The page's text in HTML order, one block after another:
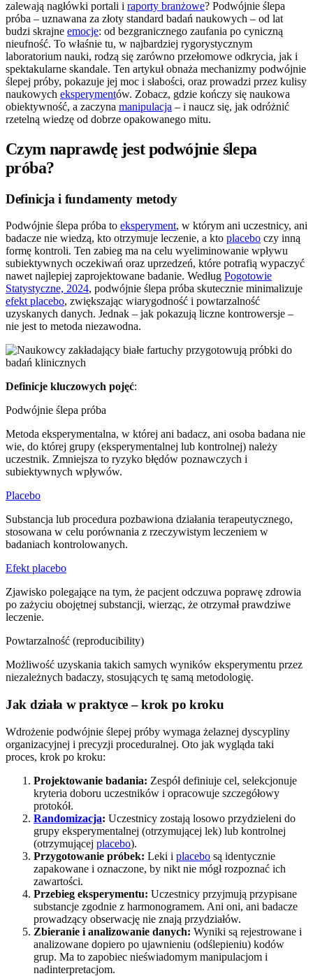
zalewają nagłówki portali i raporty branżowe? Podwójnie ślepa
próba – uznawana za złoty standard badań naukowych – od lat
budzi skrajne emocje: od bezgranicznego zaufania po cyniczną
nieufność. To właśnie tu, w najbardziej rygorystycznym
laboratorium nauki, rodzą się zarówno przełomowe odkrycia, jak i
spektakularne skandale. Ten artykuł obnaża mechanizmy podwójnie
ślepej próby, pokazuje jej moc i słabości, oraz prowadzi przez kulisy
naukowych eksperymentów. Zobacz, gdzie kończy się naukowa
obiektywność, a zaczyna manipulacja – i naucz się, jak odróżnić
rzetelną wiedzę od dobrze opakowanego mitu.
Czym naprawdę jest podwójnie ślepa
próba?
Definicja i fundamenty metody
Podwójnie ślepa próba to eksperyment, w którym ani uczestnicy, ani
badacze nie wiedzą, kto otrzymuje leczenie, a kto placebo czy inną
formę kontroli. Ten zabieg ma na celu wyeliminowanie wpływu
subiektywnych oczekiwań oraz uprzedzeń, które potrafią wypaczyć
nawet najlepiej zaprojektowane badanie. Według Pogotowie
Statystyczne, 2024, podwójnie ślepa próba skutecznie minimalizuje
efekt placebo, zwiększając wiarygodność i powtarzalność
uzyskanych danych. Jednak – jak pokazują liczne kontrowersje –
nie jest to metoda niezawodna.
Definicje kluczowych pojęć:
Podwójnie ślepa próba
Metoda eksperymentalna, w której ani badacz, ani osoba badana nie
wie, do której grupy (eksperymentalnej lub kontrolnej) należy
uczestnik. Zmniejsza to ryzyko błędów poznawczych i
subiektywnych wpływów.
Placebo
Substancja lub procedura pozbawiona działania terapeutycznego,
stosowana w celu porównania z rzeczywistym leczeniem w
badaniach kontrolowanych.
Efekt placebo
Zjawisko polegające na tym, że pacjent odczuwa poprawę zdrowia
po zażyciu obojętnej substancji, wierząc, że otrzymał prawdziwe
leczenie.
Powtarzalność (reproducibility)
Możliwość uzyskania takich samych wyników eksperymentu przez
niezależnych badaczy, stosujących tę samą metodologię.
Jak działa w praktyce – krok po kroku
Wdrożenie podwójnie ślepej próby wymaga żelaznej dyscypliny
organizacyjnej i precyzji proceduralnej. Oto jak wygląda taki
proces, krok po kroku:
Projektowanie badania: Zespół definiuje cel, selekcjonuje
kryteria doboru uczestników i opracowuje szczegółowy
protokół.
Randomizacja: Uczestnicy zostają losowo przydzieleni do
grupy eksperymentalnej (otrzymującej lek) lub kontrolnej
(otrzymującej placebo).
Przygotowanie próbek: Leki i placebo są identycznie
zapakowane i oznaczone, by nikt nie mógł rozpoznać ich
zawartości.
Przebieg eksperymentu: Uczestnicy przyjmują przypisane
substancje zgodnie z harmonogramem. Ani oni, ani badacze
prowadzący obserwację nie znają przydziałów.
Zbieranie i analizowanie danych: Wyniki są rejestrowane i
analizowane dopiero po ujawnieniu (odślepieniu) kodów
grup. Ma to zapobiec nieświadomym manipulacjom i
nadinterpretacjom.